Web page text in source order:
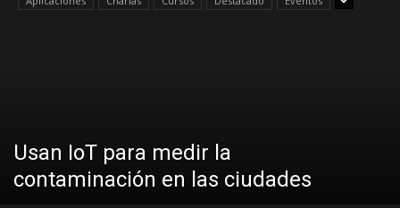
Usan IoT para medir la
contaminación en las ciudades